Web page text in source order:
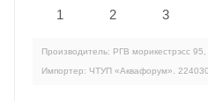
Производитель: РГВ морикестрэсс
Импортер: ЧТУП «Аквафорум».